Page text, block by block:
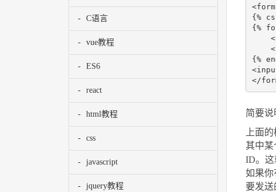
<form
{%
{%
<
<
<
</
简要说
上面
其中某
ID。这
如果你
要发送
C语言
vue教程
ES6
react
html教程
css
javascript
jquery教程